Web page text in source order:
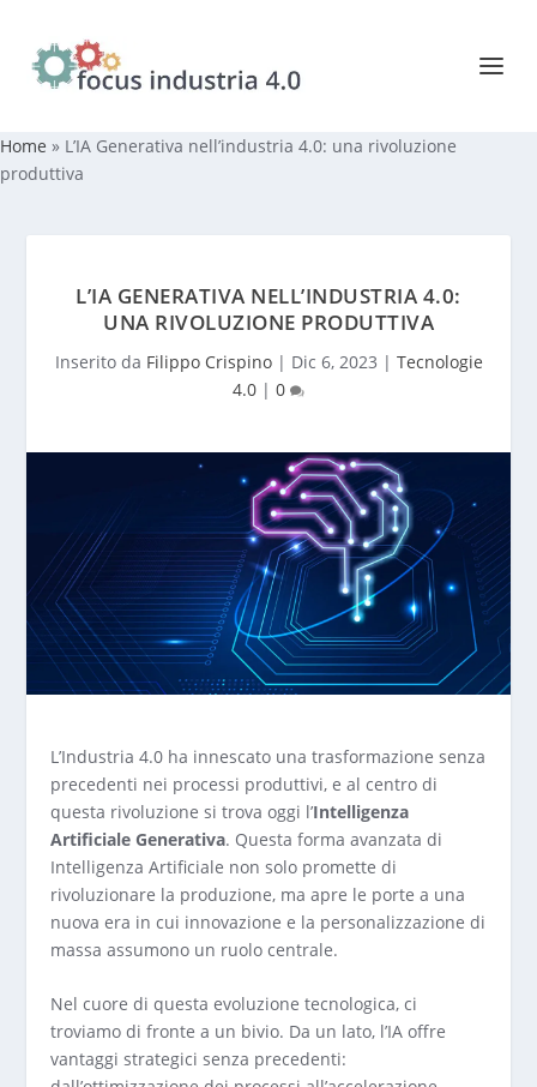
Home » L’IA Generativa nell’industria 4.0: una rivoluzione
produttiva
L’IA GENERATIVA NELL’INDUSTRIA 4.0:
UNA RIVOLUZIONE PRODUTTIVA
Inserito da Filippo Crispino| Dic 6, 2023 | Tecnologie
4.0 | 0
L’Industria 4.0 ha innescato una trasformazione senza
precedenti nei processi produttivi, e al centro di
questa rivoluzione si trova oggi l’Intelligenza
Artificiale Generativa. Questa forma avanzata di
Intelligenza Artificiale non solo promette di
rivoluzionare la produzione, ma apre le porte a una
nuova era in cui innovazione e la personalizzazione di
massa assumono un ruolo centrale.
Nel cuore di questa evoluzione tecnologica, ci
troviamo di fronte a un bivio. Da un lato, l’IA offre
vantaggi strategici senza precedenti: